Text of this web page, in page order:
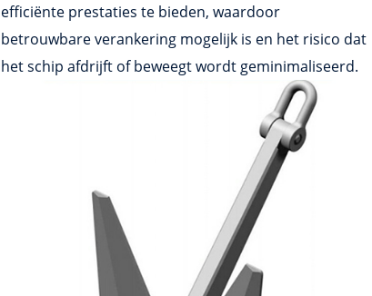
efficiënte prestaties te bieden, waardoor
betrouwbare verankering mogelijk is en het risico dat
het schip afdrijft of beweegt wordt geminimaliseerd.